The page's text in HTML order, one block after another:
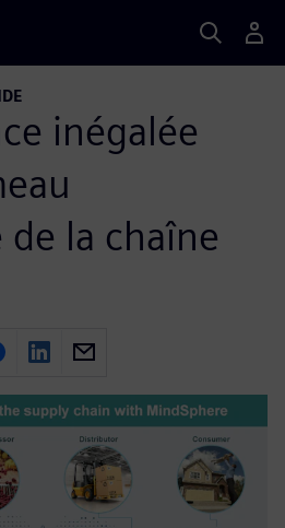
inégalée
la chaîne